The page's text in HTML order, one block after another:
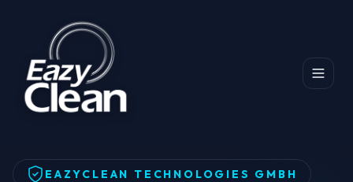
Главная Продукты
EC Series Dry Cleaning Machine in Hamburg
EAZYCLEAN TECHNOLOGIES GMBH